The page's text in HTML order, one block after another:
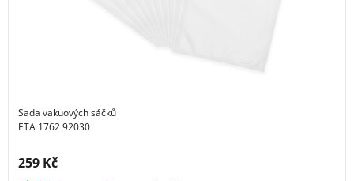
Sada vakuových sáčků
ETA 1762 92030
Cena s DPH:
259 Kč